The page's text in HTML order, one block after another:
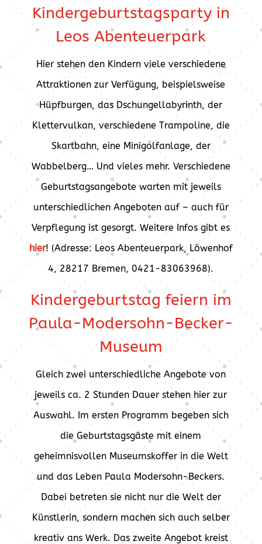
Kindergeburtstagsparty in
Leos Abenteuerpark
Hier stehen den Kindern viele verschiedene
Attraktionen zur Verfügung, beispielsweise
Hüpfburgen, das Dschungellabyrinth, der
Klettervulkan, verschiedene Trampoline, die
Skartbahn, eine Minigolfanlage, der
Wabbelberg… Und vieles mehr. Verschiedene
Geburtstagsangebote warten mit jeweils
unterschiedlichen Angeboten auf – auch für
Verpflegung ist gesorgt. Weitere Infos gibt es
hier! (Adresse: Leos Abenteuerpark, Löwenhof
4, 28217 Bremen, 0421-83063968).
Kindergeburtstag feiern im
Paula-Modersohn-Becker-
Museum
Gleich zwei unterschiedliche Angebote von
jeweils ca. 2 Stunden Dauer stehen hier zur
Auswahl. Im ersten Programm begeben sich
die Geburtstagsgäste mit einem
geheimnisvollen Museumskoffer in die Welt
und das Leben Paula Modersohn-Beckers.
Dabei betreten sie nicht nur die Welt der
Künstlerin, sondern machen sich auch selber
kreativ ans Werk. Das zweite Angebot kreist